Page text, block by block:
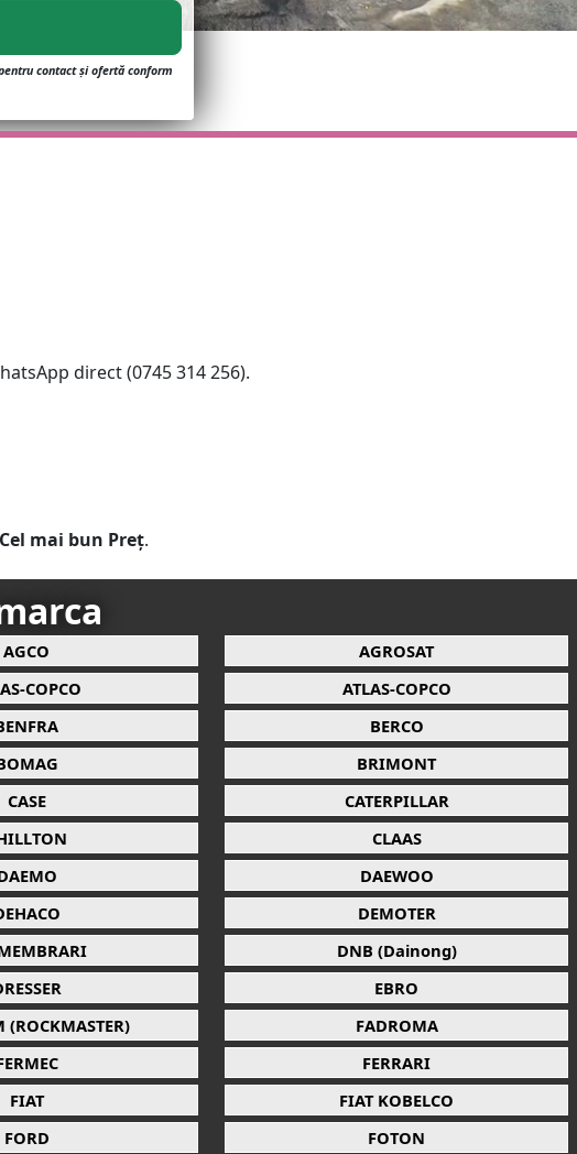
contact și ofertă conform
direct (0745 314 256).
Cel mai bun Preț.
AGCO
AGROSAT
COPCO
ATLAS-COPCO
BERCO
BRIMONT
CASE
CATERPILLAR
CLAAS
DAEWOO
DEMOTER
DNB (Dainong)
EBRO
(ROCKMASTER)
FADROMA
FERRARI
FIAT
FIAT KOBELCO
FORD
FOTON